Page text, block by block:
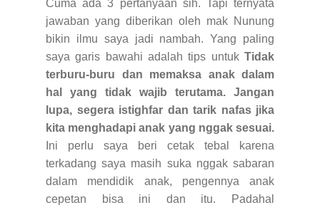
Cuma ada 3 pertanyaan sih. Tapi ternyata
jawaban yang diberikan oleh mak Nunung
bikin ilmu saya jadi nambah. Yang paling
saya garis bawahi adalah tips untuk Tidak
terburu-buru dan memaksa anak dalam
hal yang tidak wajib terutama. Jangan
lupa, segera istighfar dan tarik nafas jika
kita menghadapi anak yang nggak sesuai.
Ini perlu saya beri cetak tebal karena
terkadang saya masih suka nggak sabaran
dalam mendidik anak, pengennya anak
cepetan bisa ini dan itu. Padahal